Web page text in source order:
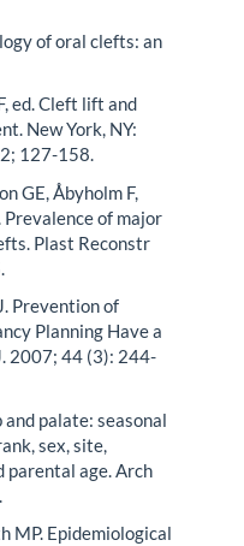
of oral clefts: an
ed. Cleft lift and
New York, NY:
127-158.
GE, Åbyholm F,
Prevalence of major
Plast Reconstr
Prevention of
Planning Have a
2007; 44 (3): 244-
and palate: seasonal
sex, site,
parental age. Arch
MP. Epidemiological